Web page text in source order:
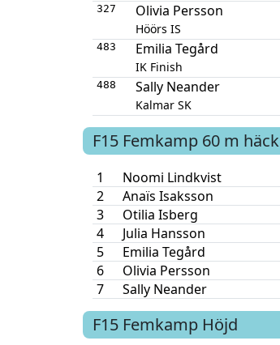
327 Olivia Persson
Höörs IS
483 Emilia Tegård
IK Finish
488 Sally Neander
Kalmar SK
F15 Femkamp 60 m häck
1 Noomi Lindkvist
2
Anaïs Isaksson
3
Otilia Isberg
4
Julia Hansson
5
Emilia Tegård
6
Olivia Persson
7
Sally Neander
F15 Femkamp Höjd